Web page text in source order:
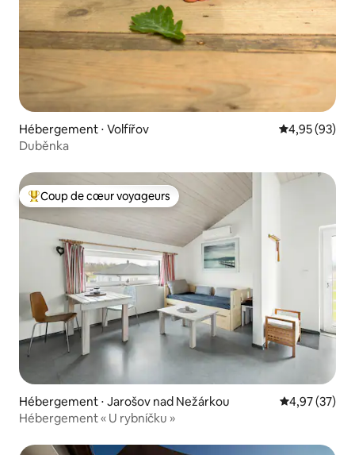
Hébergement ⋅ Volfířov Évaluation
4,95 (93)
Duběnka
Coups de cœur voyageurs les plus appréciés
Coup de cœur voyageurs
Hébergement ⋅ Jarošov nad Nežárkou Évaluation
4,97 (37)
Hébergement « U rybníčku »